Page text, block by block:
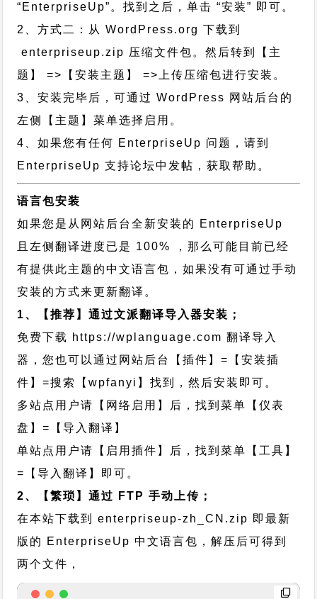
“EnterpriseUp”。找到之后，单击 “安装” 即可。
2、方式二：从 WordPress.org 下载到
enterpriseup.zip 压缩文件包。然后转到【主
题】 =>【安装主题】 =>上传压缩包进行安装。
3、安装完毕后，可通过 WordPress 网站后台的
左侧【主题】菜单选择启用。
4、如果您有任何 EnterpriseUp 问题，请到
EnterpriseUp 支持论坛中发帖，获取帮助。
语言包安装
如果您是从网站后台全新安装的 EnterpriseUp
且左侧翻译进度已是 100% ，那么可能目前已经
有提供此主题的中文语言包，如果没有可通过手动
安装的方式来更新翻译。
1、【推荐】通过文派翻译导入器安装；
免费下载 https://wplanguage.com 翻译导入
器，您也可以通过网站后台【插件】=【安装插
件】=搜索【wpfanyi】找到，然后安装即可。
多站点用户请【网络启用】后，找到菜单【仪表
盘】=【导入翻译】
单站点用户请【启用插件】后，找到菜单【工具】
=【导入翻译】即可。
2、【繁琐】通过 FTP 手动上传；
在本站下载到enterpriseup-zh_CN.zip 即最新
版的 EnterpriseUp 中文语言包，解压后可得到
两个文件，